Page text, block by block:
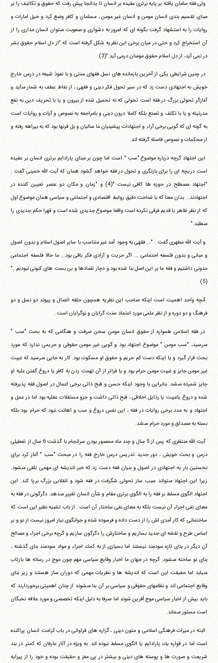
‏ ‏ولى فقه سامان يافته بر پايه برترى عقيده بر انسان تا بدانجا پيش‏ ‏رفت كه حقوق و تكاليف را بر
مبناى تقسيم بندى انسان مومن و انسان‏ ‏غير مومن ، مسلمان و كافر وضع كرد و خيل امارات و
روايات را به‏ ‏استشهاد گرفت بگونه اى كه امروز به دشوارى و صعوبت مى‎توان انسان‏ ‏مدارى را از
آن استخراج كرد و حتى در ميان برخى اين نظريه شكل‏ ‏گرفته است كه "از دل اسلام حقوق بشر
در نمى آيد، از دل اسلام حقوق‏ ‏مومنان درمى آيد."(3)
‏ ‏در چنين شرايطى يكى از آخرين بازمانده هاى نسل فقهاى سنتى و با‏ ‏نفوذ شيعه در درس خارج
خويش به اجتهادى دست زد كه در سير‏ ‏تحول فكر دينى و فقهى ، از نقاط عطف به شمار مى‎آيد و
آغازگر تحولى‏ ‏بزرگ در فقه است تحولى كه نه تحميل شده از بيرون و يا با تحريف‏ ‏دين به نفع
مدرنيته و يا با تكلف و تصنع بلكه كاملا درون دينى و‏ ‏بامراجعه به نصوص و آيات و روايات است
به گونه اى كه گويى برخى‏ ‏آراء و اجتهادات پيشينيان ما ساليان و بل قرنها بود كه به بيراهه رفته و
از‏ ‏محكمات و نصوص فاصله گرفته اند.
‏ ‏اين اجتهاد گرچه درباره موضوع "سب " است اما چون بر مبناى‏ ‏پارادايم برترى انسان بر عقيده
است دريچه اى را براى بازنگرى و‏ ‏تحول در فقه خواهد گشود همان كه آيت الله خمينى گفت :
"اجتهاد‏ ‏مصطلح در حوزه ها كافى نيست "(4) و "زمان و مكان دو عنصر تعيين‏ ‏كننده در
اجتهادند... بدان معنا كه با شناخت دقيق روابط اقتصادى و‏ ‏اجتماعى و سياسى همان موضوع اول
كه از نظر ظاهر با قديم فرقى‏ ‏نكرده است واقعا موضوع جديدى شده است و قهرا حكم جديدى را‏
‏مى‎طلبد."
‏ ‏و آيت الله مطهرى گفت : "... فقهى به وجود آمد غير متناسب با ساير‏ ‏اصول اسلام و بدون اصول
و مبانى و بدون فلسفه اجتماعى ... اگر‏ ‏حريت و آزادى فكر باقى بود... ما حالا فلسفه اجتماعى
مدونى داشتيم‏ ‏و فقه ما بر اين اصل بنا شده بود و دچار تضادها و بن بست هاى كنونى‏ ‏نبوديم ."
(5)
‏ ‏آنچه واجد اهميت است اينكه صاحب اين نظريه همچون حلقه‏ ‏اتصال و پيوند دو نسل و دو
فرهنگ و دو دوره و از نظر علمى مورد‏ ‏اعتماد سنت گرايان و نوگرايان است .
‏ ‏در فقه اسلامى همواره از حقوق انسان مومن سخن مى‎رفت و‏ ‏هنگامى كه به بحث "سب "
مى‎رسيد، "سب مومن " موضوع اجتهاد بود و‏ ‏گويى غير مومن حقوقى و حريمى ندارد كه مورد
بحث قرار گيرد و يا‏ ‏اينكه دست كم حريم و حقوق او مسكوت بود. كار به جايى مى‎رسيد كه‏ ‏غيبت
غير مومن جايز و غيبت مومن حرام بود و يا فراتر از آن تهمت‏ ‏زدن به كافر يا دروغ گفتن عليه او
جايز شمرده مى‎شد. بنابراين با وجود‏ ‏اينكه حسن و قبح ذاتى برخى اعمال در اصول فقه پذيرفته
شده و دروغ‏ ‏ياغيبت يا رذايل اخلاقى ، قبح ذاتى داشت و جزو مستقلات عقليه بود‏ ‏اما در عمل و
اجتهاد و به مدد برخى روايات در فقه ، اين نفس دروغ و‏ ‏سب و اهانت نبود كه حرام بود بلكه
بسته به مصداق و مورد حرام‏ ‏مى‎شد.
‏ ‏آيت الله منتظرى كه پس از 5 سال و چند ماه محصور بودن سرانجام‏ ‏با گذشت 6 سال از تعطيلى
درس و بحث خويش ، دور جديد تدريس‏ ‏درس خارج فقه را در مبحث "سب " آغاز كرد براى
نخستين بار به‏ ‏اجتهادى در اصول و بنيان فقه دست زد كه خبر انديشه اى مهمى تلقى‏ ‏مى‎شود.
زيرا اين اجتهاد مى‎تواند سبب ساز تحولى شگرفت در فقه‏ ‏شود و انقلابى بزرگ برپا كند. اين
اجتهاد الگوى مسلط بر فقه را به‏ ‏الگوى برترى مقام و شأن انسان تغيير مى‎دهد. دگرگونى در فقه به‏
‏معناى نفى اجزاء آن نيست بلكه به معناى نفى ساختار آن است . از باب‏ ‏تشبيه نظير اين است كه
ساختمانى كه كار آمدى اش را از دست داده و‏ ‏فرسوده شده و جوابگوى نياز امروز نيست از نو و بر
اساس طرح و‏ ‏نقشه اى جديد بسازيم و ساختارش را دگرگون سازيم و گرچه برخى‏ ‏اجزاء و مصالح
آن ديگر در بناى تازه سودمند نيستند اما بسيارى از به‏ ‏كمك اجزاء و مواد سودمند بناى گذشته ،
بناى نو ساخته مى‎شود. گرچه‏ ‏در جهان ما اخبار وقايع سياسى مهم چون موج در رسانه ها بازتاب‏
‏مى‎يابد اما حقيقت اين است كه انديشه ها و نظريات مهمى كه دوران ساز‏ ‏هستند و زير بناى
وقايع اجتماعى اند و نظامهاى حقوقى و سياسى بر آن‏ ‏بنا مى‎شوند از چنان اهميتى برخوردارند كه
بايد بيش از اخبار سياسى‏ ‏موج آفرين شوند اما صرفا به دليل اينكه تخصصى و مورد علاقه‏ ‏نخبگان
است مستور مى‎ماند.
‏ ‏البته در ميراث فرهنگى اسلامى و متون دينى ، گزاره هاى فراوانى در‏ ‏باب كرامت انسان پراكنده
است اما در قواره يك پارادايم يا الگوى‏ ‏مسلط نبوده اند. به ويژه در آثار عارفان كه كمتر در بند
شريعت و‏ ‏صورت ها و پوسته هاى دينى و بيشتر در پى مغز و حقيقت بوده و خود‏ ‏را از پيرايه